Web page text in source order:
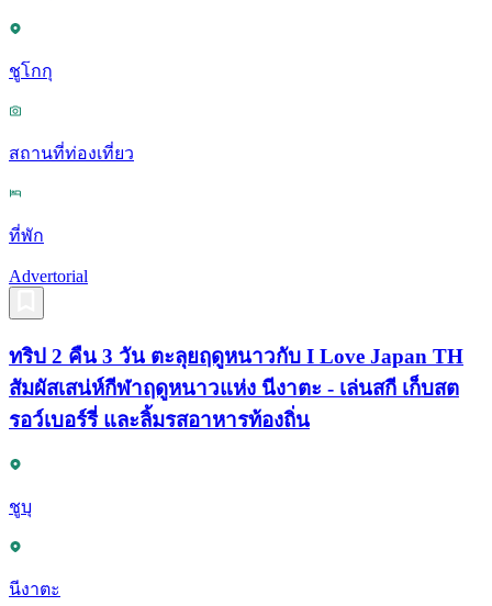
ชูโกกุ
สถานที่ท่องเที่ยว
ที่พัก
Advertorial
ทริป 2 คืน 3 วัน ตะลุยฤดูหนาวกับ I Love Japan TH
สัมผัสเสน่ห์กีฬาฤดูหนาวแห่ง นีงาตะ - เล่นสกี เก็บสต
รอว์เบอร์รี่ และลิ้มรสอาหารท้องถิ่น
ชูบุ
นีงาตะ